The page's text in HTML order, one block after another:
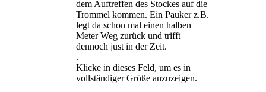
dem Auftreffen des Stockes auf die
Trommel kommen. Ein Pauker z.B.
legt da schon mal einen halben
Meter Weg zurück und trifft
dennoch just in der Zeit.
.
Klicke in dieses Feld, um es in
vollständiger Größe anzuzeigen.